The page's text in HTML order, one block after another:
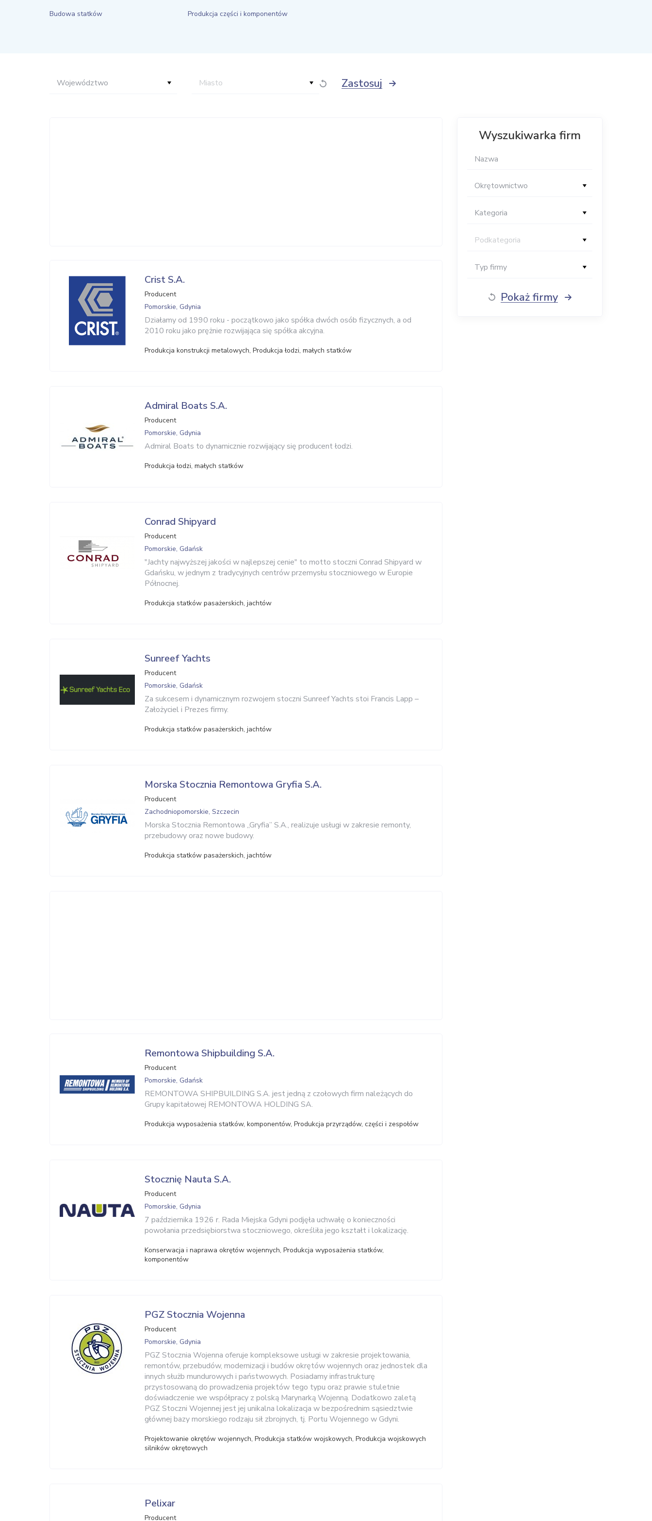
Budowa statków Produkcja części i komponentów
Województwo Miasto Zastosuj
Crist S.A.
Producent
Pomorskie, Gdynia
Działamy od 1990 roku - początkowo jako spółka dwóch osób fizycznych, a od
2010 roku jako prężnie rozwijająca się spółka akcyjna.
Produkcja konstrukcji metalowych, Produkcja łodzi, małych statków
Admiral Boats S.A.
Producent
Pomorskie, Gdynia
Admiral Boats to dynamicznie rozwijający się producent łodzi.
Produkcja łodzi, małych statków
Conrad Shipyard
Producent
Pomorskie, Gdańsk
"Jachty najwyższej jakości w najlepszej cenie" to motto stoczni Conrad Shipyard w
Gdańsku, w jednym z tradycyjnych centrów przemysłu stoczniowego w Europie
Północnej.
Produkcja statków pasażerskich, jachtów
Sunreef Yachts
Producent
Pomorskie, Gdańsk
Za sukcesem i dynamicznym rozwojem stoczni Sunreef Yachts stoi Francis Lapp –
Założyciel i Prezes firmy.
Produkcja statków pasażerskich, jachtów
Morska Stocznia Remontowa Gryfia S.A.
Producent
Zachodniopomorskie, Szczecin
Morska Stocznia Remontowa „Gryfia” S.A., realizuje usługi w zakresie remonty,
przebudowy oraz nowe budowy.
Produkcja statków pasażerskich, jachtów
Remontowa Shipbuilding S.A.
Producent
Pomorskie, Gdańsk
REMONTOWA SHIPBUILDING S.A. jest jedną z czołowych firm należących do
Grupy kapitałowej REMONTOWA HOLDING SA.
Produkcja wyposażenia statków, komponentów, Produkcja przyrządów, części i zespołów
Stocznię Nauta S.A.
Producent
Pomorskie, Gdynia
7 października 1926 r. Rada Miejska Gdyni podjęła uchwałę o konieczności
powołania przedsiębiorstwa stoczniowego, określiła jego kształt i lokalizację.
Konserwacja i naprawa okrętów wojennych, Produkcja wyposażenia statków,
komponentów
PGZ Stocznia Wojenna
Producent
Pomorskie, Gdynia
PGZ Stocznia Wojenna oferuje kompleksowe usługi w zakresie projektowania,
remontów, przebudów, modernizacji i budów okrętów wojennych oraz jednostek dla
innych służb mundurowych i państwowych. Posiadamy infrastrukturę
przystosowaną do prowadzenia projektów tego typu oraz prawie stuletnie
doświadczenie we współpracy z polską Marynarką Wojenną. Dodatkowo zaletą
PGZ Stoczni Wojennej jest jej unikalna lokalizacja w bezpośrednim sąsiedztwie
głównej bazy morskiego rodzaju sił zbrojnych, tj. Portu Wojennego w Gdyni.
Projektowanie okrętów wojennych, Produkcja statków wojskowych, Produkcja wojskowych
silników okrętowych
Pelixar
Producent
Wyszukiwarka firm
Okrętownictwo
Kategoria
Podkategoria
Typ firmy
Pokaż firmy